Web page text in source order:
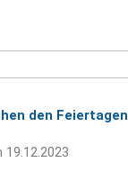
den Feiertagen